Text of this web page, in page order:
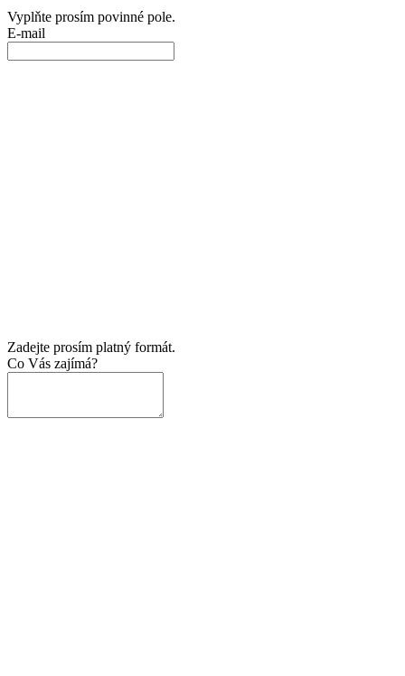
Vyplňte prosím povinné pole.
E-mail
Zadejte prosím platný formát.
Co Vás zajímá?